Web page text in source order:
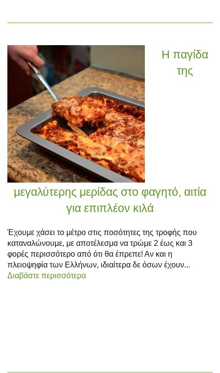
Η παγίδα
της
μεγαλύτερης μερίδας στο φαγητό, αιτία
για επιπλέον κιλά
Έχουμε χάσει το μέτρο στις ποσότητες της τροφής που
καταναλώνουμε, με αποτέλεσμα να τρώμε 2 έως και 3
φορές περισσότερο από ότι θα έπρεπε! Αν και η
πλειοψηφία των Ελλήνων, ιδιαίτερα δε όσων έχουν...
Διαβάστε περισσότερα